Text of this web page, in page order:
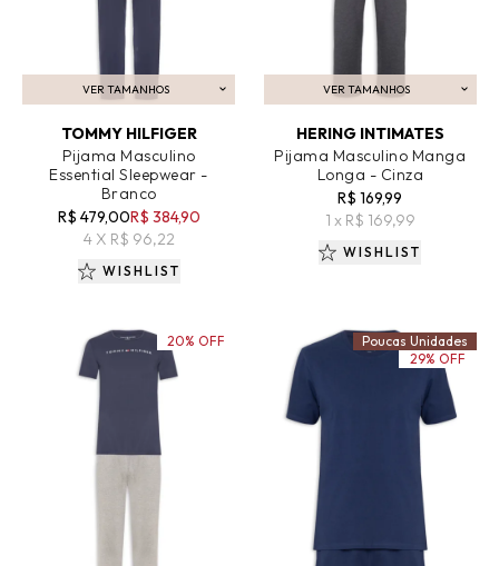
VER TAMANHOS
ADICIONAR AO CARRINHO
TOMMY HILFIGER
Pijama Masculino
Essential Sleepwear -
Branco
R$ 479,00R$ 384,90
4 X R$ 96,22
WISHLIST
VER TAMANHOS
ADICIONAR AO CARRINHO
HERING INTIMATES
Pijama Masculino Manga
Longa - Cinza
R$ 169,99
1 x R$ 169,99
WISHLIST
20% OFF
Poucas Unidades
29% OFF